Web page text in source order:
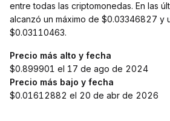
entre todas las criptomonedas. En las
alcanzó un máximo de $0.03346827 y
$0.03110463.
Precio más alto y fecha
$0.899901 el 17 de ago de 2024
Precio más bajo y fecha
$0.01612882 el 20 de abr de 2026